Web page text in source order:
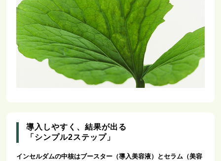
導入しやすく、結果が出る
「シンプル2ステップ」
インセルダムの中核はブースター（導入美容液）とセラム（美容